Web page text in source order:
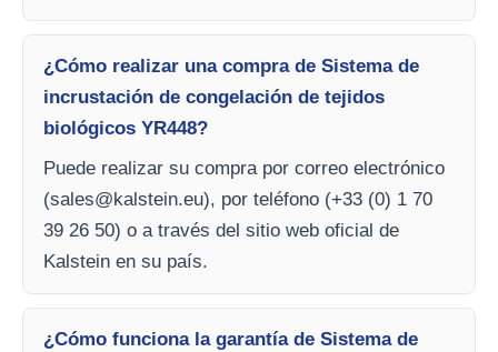
¿Cómo realizar una compra de Sistema de
incrustación de congelación de tejidos
biológicos YR448?
Puede realizar su compra por correo electrónico
(sales@kalstein.eu), por teléfono (+33 (0) 1 70
39 26 50) o a través del sitio web oficial de
Kalstein en su país.
¿Cómo funciona la garantía de Sistema de